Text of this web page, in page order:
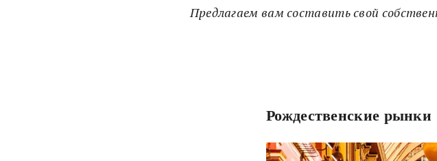
Предлагаем вам составить свой
Рождественские рынки